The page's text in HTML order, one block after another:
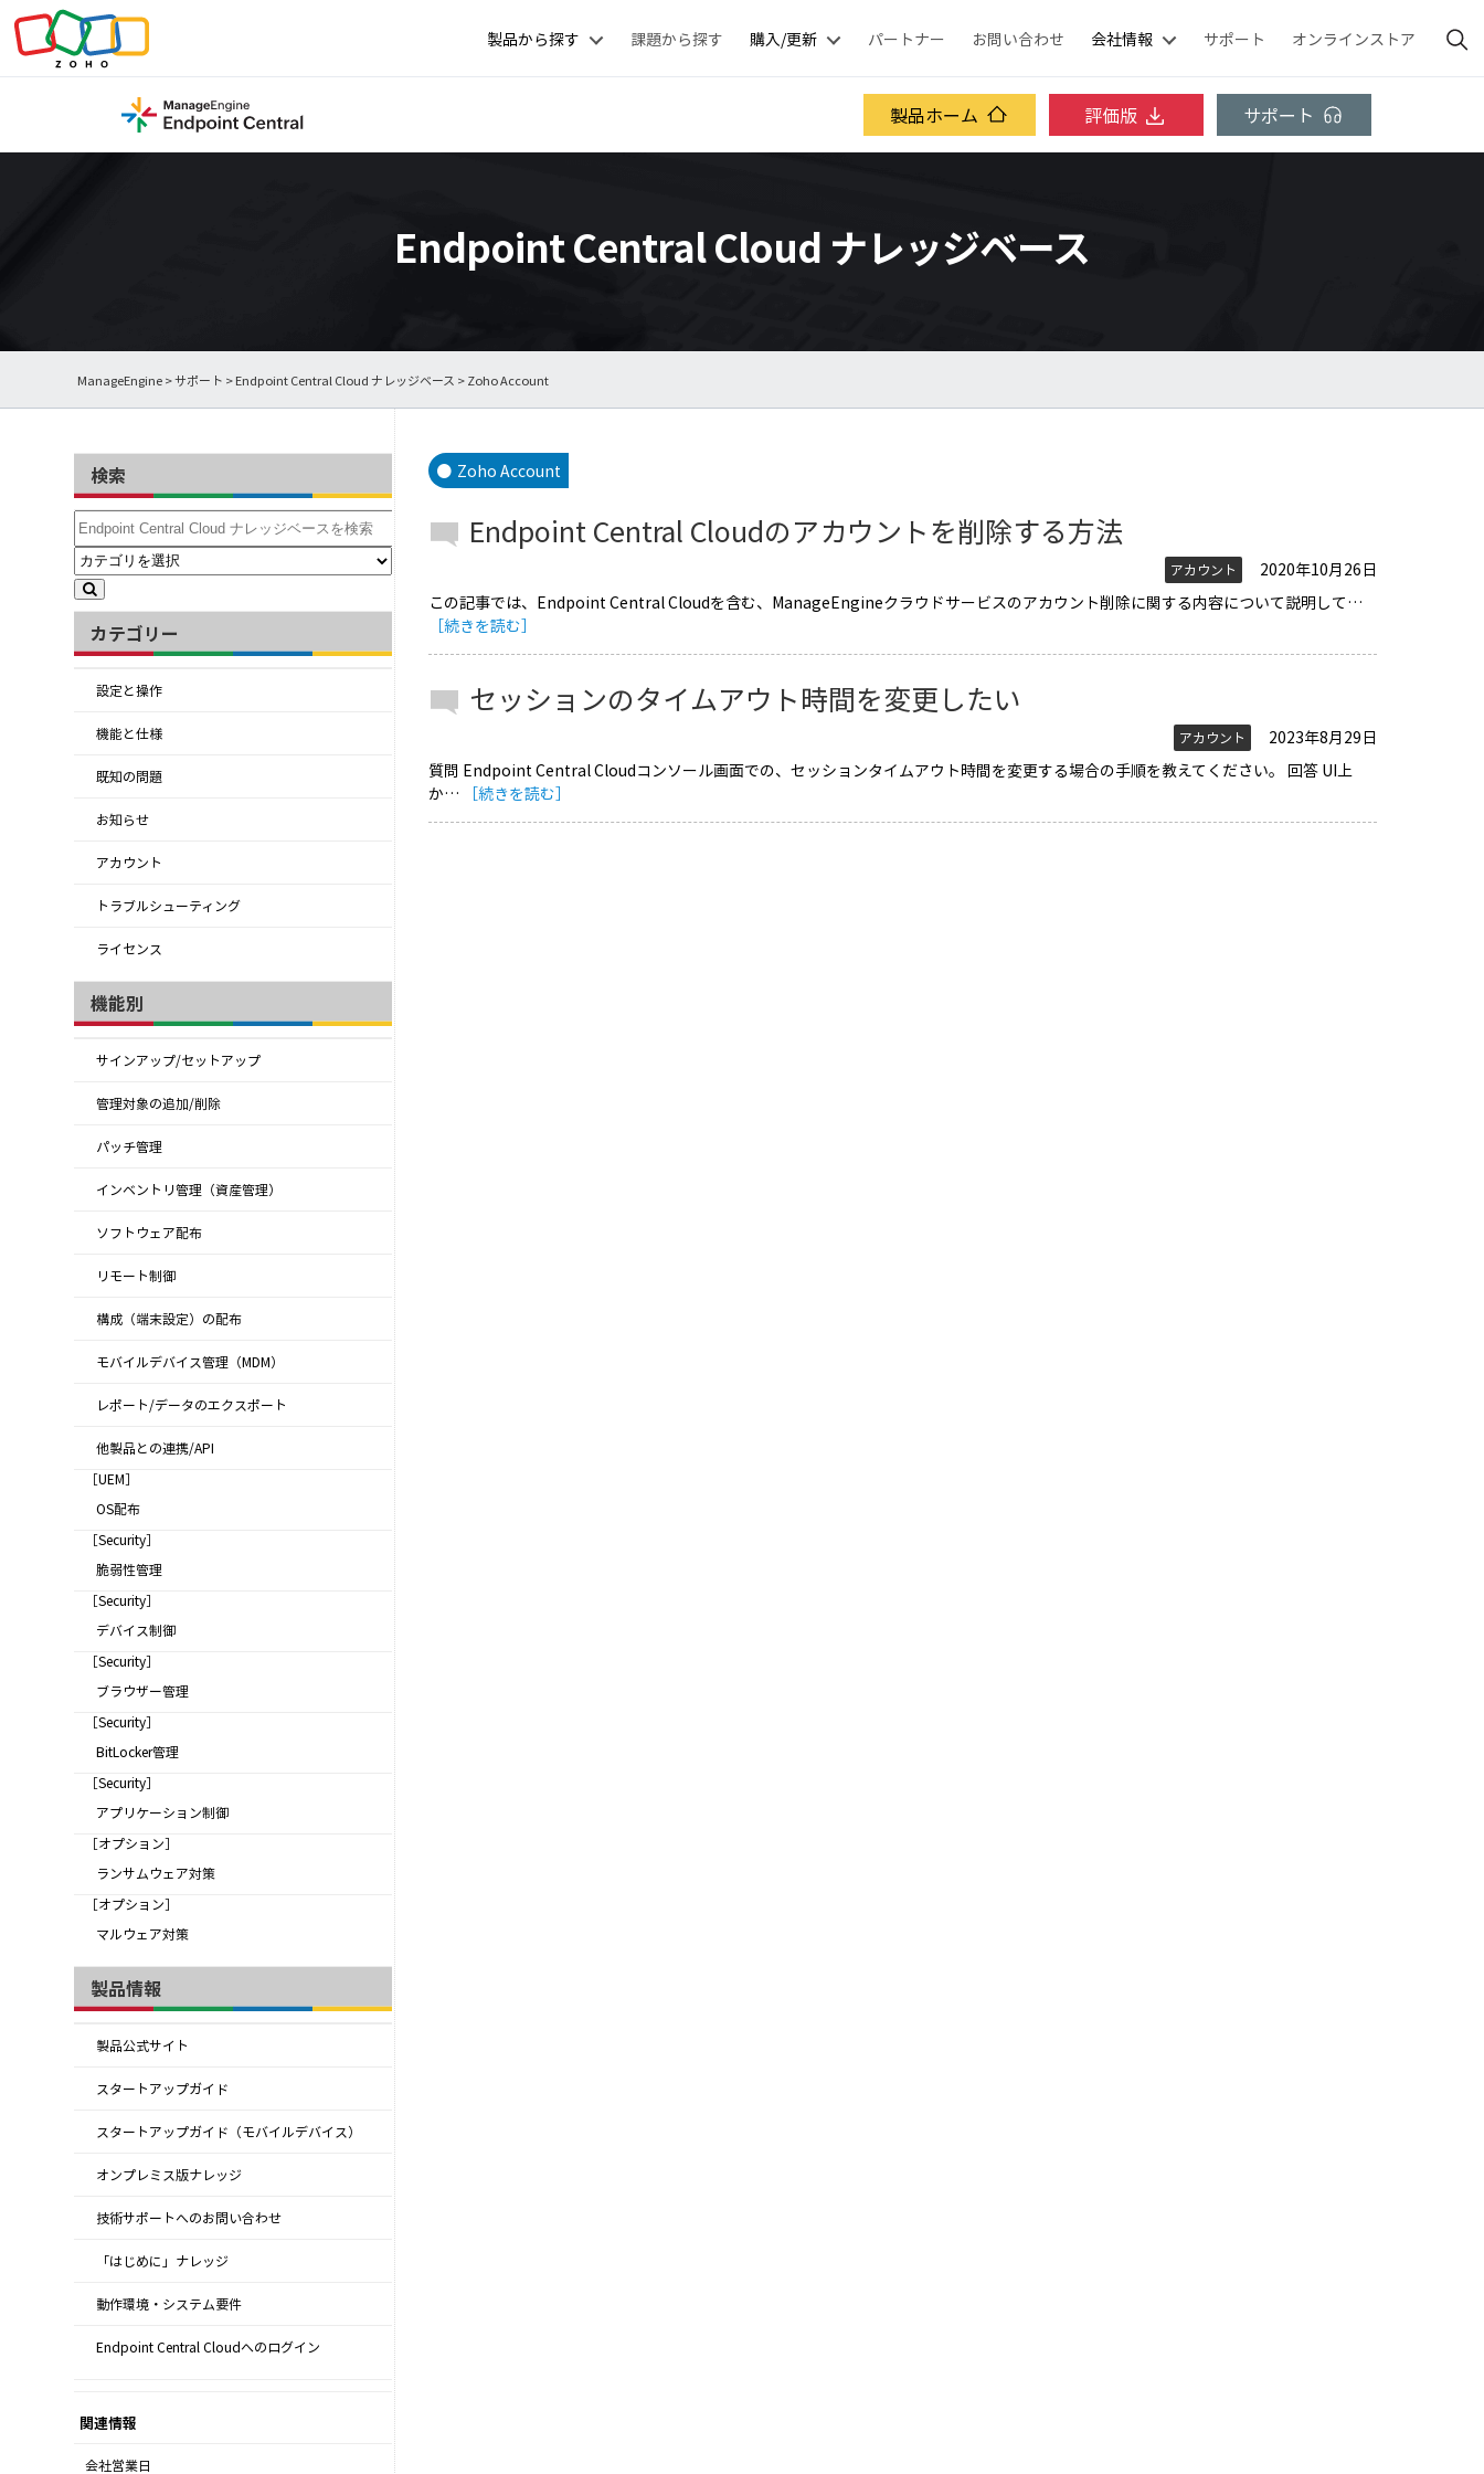
製品から探す 課題から探す 購入/更新 パートナー お問い合わせ 会社情報 サポート オンラインストア
製品ホーム 評価版 サポート
Endpoint Central Cloud ナレッジベース
ManageEngine>サポート >Endpoint Central Cloud ナレッジベース > Zoho Account
検索
カテゴリー
設定と操作
機能と仕様
既知の問題
お知らせ
アカウント
トラブルシューティング
ライセンス
機能別
サインアップ/セットアップ
管理対象の追加/削除
パッチ管理
インベントリ管理（資産管理）
ソフトウェア配布
リモート制御
構成（端末設定）の配布
モバイルデバイス管理（MDM）
レポート/データのエクスポート
他製品との連携/API
［UEM］
OS配布
［Security］
脆弱性管理
［Security］
デバイス制御
［Security］
ブラウザー管理
［Security］
BitLocker管理
［Security］
アプリケーション制御
［オプション］
ランサムウェア対策
［オプション］
マルウェア対策
製品情報
製品公式サイト
スタートアップガイド
スタートアップガイド（モバイルデバイス）
オンプレミス版ナレッジ
技術サポートへのお問い合わせ
「はじめに」ナレッジ
動作環境・システム要件
Endpoint Central Cloudへのログイン
関連情報
会社営業日
Zoho Account
Endpoint Central Cloudのアカウントを削除する方法
アカウント
2020年10月26日
この記事では、Endpoint Central Cloudを含む、ManageEngineクラウドサービスのアカウント削除に関する内容について説明して…
［続きを読む］
セッションのタイムアウト時間を変更したい
アカウント
2023年8月29日
質問 Endpoint Central Cloudコンソール画面での、セッションタイムアウト時間を変更する場合の手順を教えてください。 回答 UI上
か…
［続きを読む］